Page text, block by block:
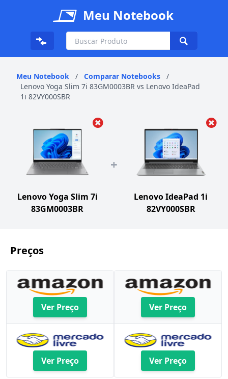
Meu Notebook
Meu Notebook / Comparar Notebooks
/
Lenovo Yoga Slim 7i 83GM0003BR vs Lenovo IdeaPad
1i 82VY000SBR
Lenovo Yoga Slim 7i
83GM0003BR
+
Lenovo IdeaPad 1i
82VY000SBR
Preços
Ver Preço
Ver Preço
Ver Preço
Ver Preço